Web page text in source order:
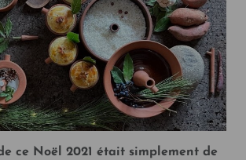
ce Noël 2021 était simplement de